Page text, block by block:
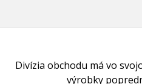
Divízia obchodu má vo
výrobky